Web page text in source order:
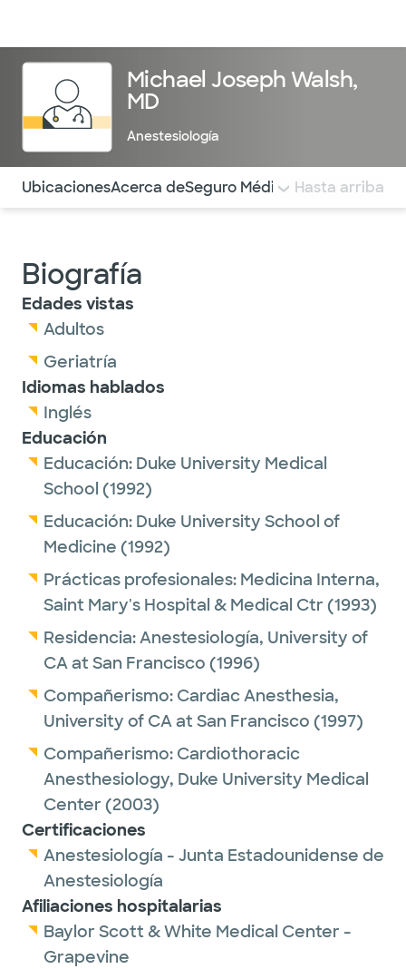
Michael Joseph Walsh,
MD
Anestesiología
Utilice esta navegación para saltar rápidamente a
UbicacionesAcerca deSeguro Médico COMENTARIOS
Hasta arriba
Biografía
Edades vistas
Adultos
Geriatría
Idiomas hablados
Inglés
Educación
Educación: Duke University Medical
School (1992)
Educación: Duke University School of
Medicine (1992)
Prácticas profesionales: Medicina Interna,
Saint Mary's Hospital & Medical Ctr (1993)
Residencia:Anestesiología, University of
CA at San Francisco (1996)
Compañerismo: Cardiac Anesthesia,
University of CA at San Francisco (1997)
Compañerismo: Cardiothoracic
Anesthesiology, Duke University Medical
Center (2003)
Certificaciones
Anestesiología - Junta Estadounidense de
Anestesiología
Afiliaciones hospitalarias
Baylor Scott & White Medical Center -
Grapevine